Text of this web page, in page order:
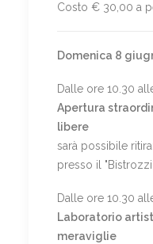
Costo € 30,00 a
Domenica 8
Dalle ore 10.30
Apertura
libere
sarà possibile
presso il
Dalle ore 10.30
Laboratorio
meraviglie